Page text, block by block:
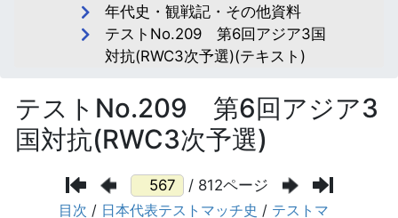
年代史・観戦記・その他資料
テストNo.209 第6回アジア3国
対抗(RWC3次予選)(テキスト)
テストNo.209 第6回アジア3
国対抗(RWC3次予選)
/ 812ページ